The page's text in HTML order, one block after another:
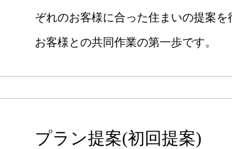
ぞれのお客様に合った住まいの提案を
お客様との共同作業の第一歩です。
プラン提案(初回提案)